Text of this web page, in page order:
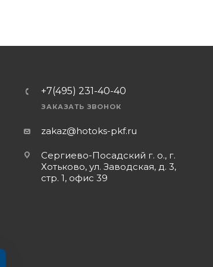
+7(495) 231-40-40
ЗАКАЗАТЬ ЗВОНОК
zakaz@hotoks-pkf.ru
Сергиево-Посадский г. о., г.
Хотьково, ул. Заводская, д. 3,
стр. 1, офис 39